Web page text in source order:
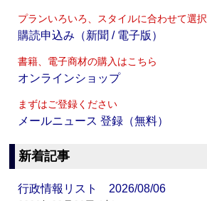
プランいろいろ、スタイルに合わせて選択
購読申込み（新聞 / 電子版）
書籍、電子商材の購入はこちら
オンラインショップ
まずはご登録ください
メールニュース 登録（無料）
新着記事
行政情報リスト 2026/08/06